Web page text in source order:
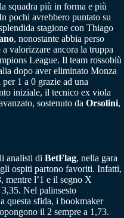
squadra più in forma e più
pochi avrebbero puntato su
stagione con Thiago
, nonostante abbia perso
valorizzare ancora la truppa
League. Il team rossoblù
dopo aver eliminato Monza
1 a 0 grazie ad una
iniziale, il tecnico ex viola
sostenuto da Orsolini,
analisti di BetFlag, nella gara
ospiti partono favoriti. Infatti,
, mentre l’1 e il segno X
Nel palinsesto
questa sfida, i bookmaker
il 2 sempre a 1,73.